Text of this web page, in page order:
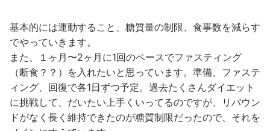
基本的には運動すること、糖質量の制限、食事数を減らす
でやっていきます。
また、１ヶ月〜2ヶ月に1回のペースでファスティング
（断食？？）を入れたいと思っています。準備、ファステ
ィング、回復で各1日ずつ予定。過去たくさんダイエット
に挑戦して、だいたい上手くいってるのですが、リバウン
ドがなく長く維持できたのが糖質制限だったので、それを